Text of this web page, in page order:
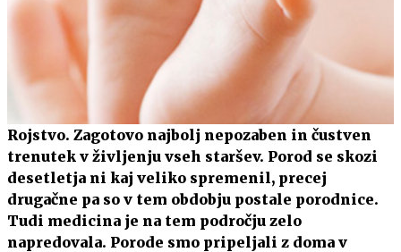
Rojstvo. Zagotovo najbolj nepozaben in čustven
trenutek v življenju vseh staršev. Porod se skozi
desetletja ni kaj veliko spremenil, precej
drugačne pa so v tem obdobju postale porodnice.
Tudi medicina je na tem področju zelo
napredovala. Porode smo pripeljali z doma v